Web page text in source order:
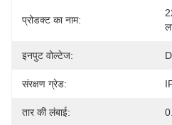
प्रोडक्ट का नाम:
इनपुट वोल्टेज:
संरक्षण ग्रेड:
तार की लंबाई: